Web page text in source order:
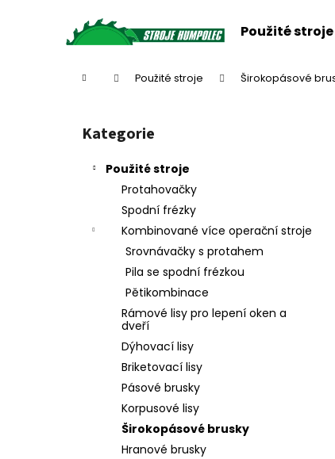
Použité stroje
Domů Použité stroje Širokopásové
Přeskočit
kategorie
Kategorie
Použité stroje
Protahovačky
Spodní frézky
Kombinované více operační stroje
Srovnávačky s protahem
Pila se spodní frézkou
Pětikombinace
Rámové lisy pro lepení oken a
dveří
Dýhovací lisy
Briketovací lisy
Pásové brusky
Korpusové lisy
Širokopásové brusky
Hranové brusky
Zpět
Zpět